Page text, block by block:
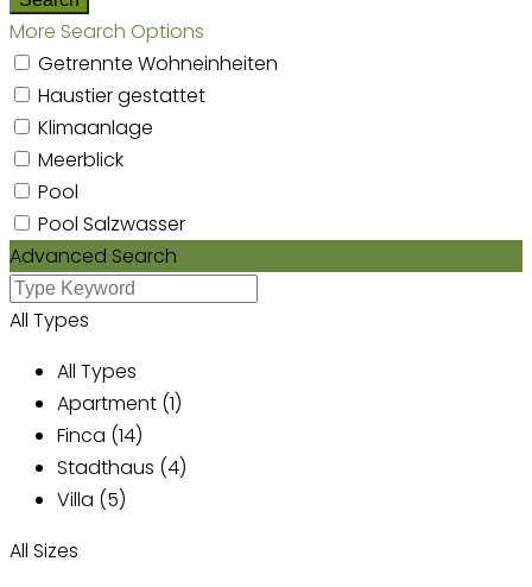
More Search Options
Getrennte Wohneinheiten
Haustier gestattet
Klimaanlage
Meerblick
Pool
Pool Salzwasser
Advanced Search
All Types
All Types
Apartment (1)
Finca (14)
Stadthaus (4)
Villa (5)
All Sizes